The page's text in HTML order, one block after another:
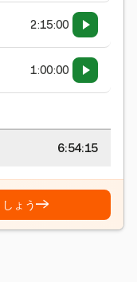
2:15:00
1:00:00
6:54:15
ょう→